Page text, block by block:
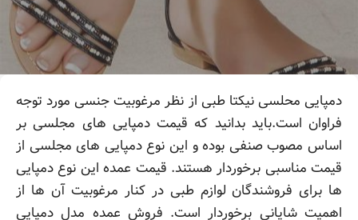
دمپایی محلسی نیکتا طبی از نظر مرغوبیت جنسی مورد توجه
فراوان است.باید بدانید که قیمت دمپایی های مجلسی بر
اساس مصوب صنفی بوده و این نوع دمپایی های مجلسی از
قیمت مناسبی برخوردار هستند. قیمت عمده این نوع دمپایی
ها برای فروشندگان لوازم طبی در کنار مرغوبیت آن ها از
اهمیت شایانی برخوردار است. فروش عمده مدل دمپایی